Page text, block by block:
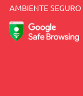
AMBIENTE SEGURO